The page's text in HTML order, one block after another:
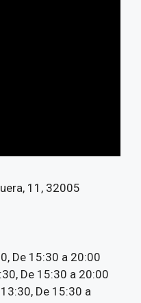
11, 32005
De 15:30 a 20:00
De 15:30 a 20:00
De 15:30 a